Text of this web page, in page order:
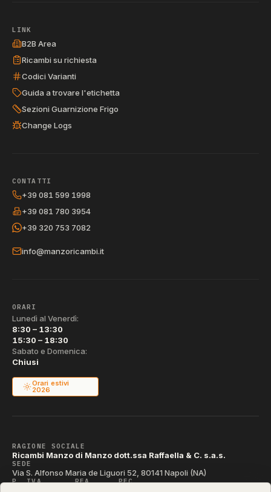
LINK
B2B Area
Ricambi su richiesta
Codici Varianti
Guida a trovare l'etichetta
Sezioni Guarnizione Frigo
Change Logs
CONTATTI
+39 081 599 1998
+39 081 780 3954
+39 320 753 7082
info@manzoricambi.it
ORARI
Lunedì al Venerdì:
8:30 – 13:30
15:30 – 18:30
Sabato e Domenica:
Chiusi
Orari estivi
2026
RAGIONE SOCIALE
Ricambi Manzo di Manzo dott.ssa Raffaella & C. s.a.s.
SEDE
Via S. Alfonso Maria de Liguori 52, 80141 Napoli (NA)
P. IVA REA PEC